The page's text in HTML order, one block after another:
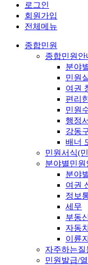
로그인
회원가입
전체메뉴
종합민원
종합민원안
분야
민원
여권
편리
민원
행정
강동
배너
민원서식(
분야별민원
분야
여권
정보
세무
부동
자동
이륜
자주하는질
민원발급/